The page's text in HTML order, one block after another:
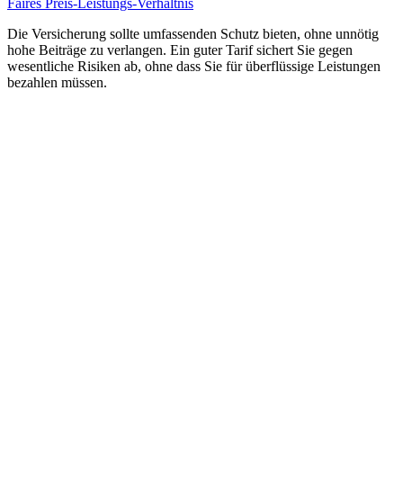
Die Versicherung sollte umfassenden Schutz bieten, ohne unnötig
hohe Beiträge zu verlangen. Ein guter Tarif sichert Sie gegen
wesentliche Risiken ab, ohne dass Sie für überflüssige Leistungen
bezahlen müssen.